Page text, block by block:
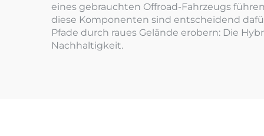
eines gebrauchten Offroad-Fahrzeugs
diese Komponenten sind entscheidend
Pfade durch raues Gelände erobern: Die
Nachhaltigkeit.